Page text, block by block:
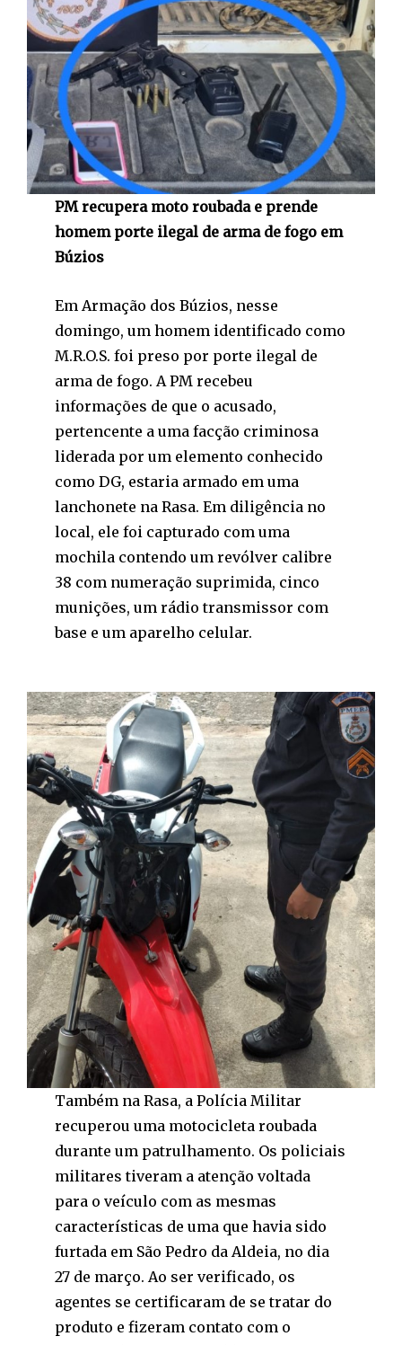
PM recupera moto roubada e prende
homem porte ilegal de arma de fogo em
Búzios
Em Armação dos Búzios, nesse
domingo, um homem identificado como
M.R.O.S. foi preso por porte ilegal de
arma de fogo. A PM recebeu
informações de que o acusado,
pertencente a uma facção criminosa
liderada por um elemento conhecido
como DG, estaria armado em uma
lanchonete na Rasa. Em diligência no
local, ele foi capturado com uma
mochila contendo um revólver calibre
38 com numeração suprimida, cinco
munições, um rádio transmissor com
base e um aparelho celular.
Também na Rasa, a Polícia Militar
recuperou uma motocicleta roubada
durante um patrulhamento. Os policiais
militares tiveram a atenção voltada
para o veículo com as mesmas
características de uma que havia sido
furtada em São Pedro da Aldeia, no dia
27 de março. Ao ser verificado, os
agentes se certificaram de se tratar do
produto e fizeram contato com o